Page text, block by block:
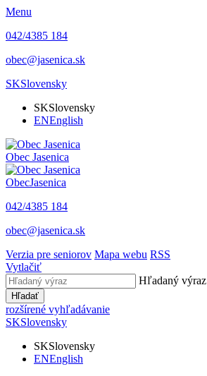
Menu
042/4385 184
obec@jasenica.sk
SKSlovensky
SKSlovensky
ENEnglish
Obec Jasenica
ObecJasenica
042/4385 184
obec@jasenica.sk
Verzia pre seniorov Mapa webu RSS
Vytlačiť
Hľadaný výraz
Hľadať
rozšírené vyhľadávanie
SKSlovensky
SKSlovensky
ENEnglish